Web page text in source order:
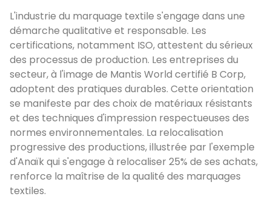
L'industrie du marquage textile s'engage dans une
démarche qualitative et responsable. Les
certifications, notamment ISO, attestent du sérieux
des processus de production. Les entreprises du
secteur, à l'image de Mantis World certifié B Corp,
adoptent des pratiques durables. Cette orientation
se manifeste par des choix de matériaux résistants
et des techniques d'impression respectueuses des
normes environnementales. La relocalisation
progressive des productions, illustrée par l'exemple
d'Anaïk qui s'engage à relocaliser 25% de ses achats,
renforce la maîtrise de la qualité des marquages
textiles.